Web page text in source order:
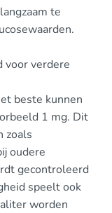
te
voor verdere
beste kunnen
1 mg. Dit
zoals
oudere
gecontroleerd
speelt ook
worden